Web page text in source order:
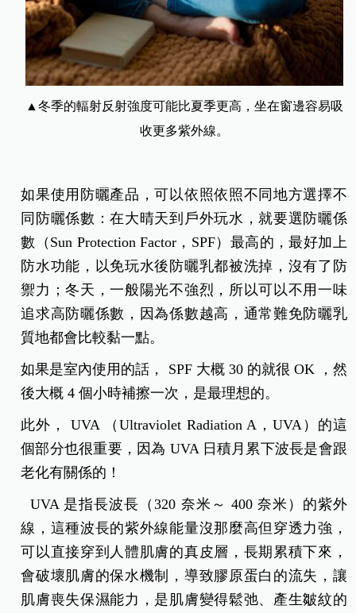
▲冬季的輻射反射強度可能比夏季更高，坐在窗邊容易吸
收更多紫外線。
如果使用防曬產品，可以依照依照不同地方選擇不
同防曬係數：在大晴天到戶外玩水，就要選防曬係
數（Sun Protection Factor，SPF）最高的，最好加上
防水功能，以免玩水後防曬乳都被洗掉，沒有了防
禦力；冬天，一般陽光不強烈，所以可以不用一味
追求高防曬係數，因為係數越高，通常難免防曬乳
質地都會比較黏一點。
如果是室內使用的話， SPF 大概 30 的就很 OK ，然
後大概 4 個小時補擦一次，是最理想的。
此外， UVA （Ultraviolet Radiation A，UVA）的這
個部分也很重要，因為 UVA 日積月累下波長是會跟
老化有關係的！
UVA 是指長波長（320 奈米～ 400 奈米）的紫外
線，這種波長的紫外線能量沒那麼高但穿透力強，
可以直接穿到人體肌膚的真皮層，長期累積下來，
會破壞肌膚的保水機制，導致膠原蛋白的流失，讓
肌膚喪失保濕能力，是肌膚變得鬆弛、產生皺紋的